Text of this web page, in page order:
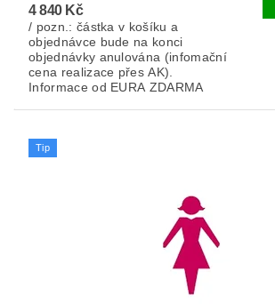
4 840 Kč
/ pozn.: částka v košíku a
objednávce bude na konci
objednávky anulována (infomační
cena realizace přes AK).
Informace od EURA ZDARMA
Tip